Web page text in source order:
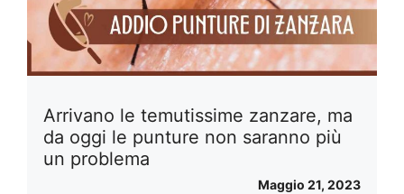
Arrivano le temutissime zanzare, ma
da oggi le punture non saranno più
un problema
Maggio 21, 2023